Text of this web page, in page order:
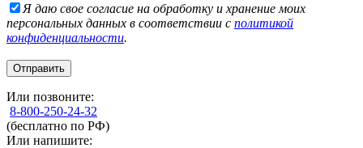
Я даю свое согласие на обработку и хранение моих
персональных данных в соответствии с политикой
конфиденциальности.
Или позвоните:
8-800-250-24-32
(бесплатно по РФ)
Или напишите: